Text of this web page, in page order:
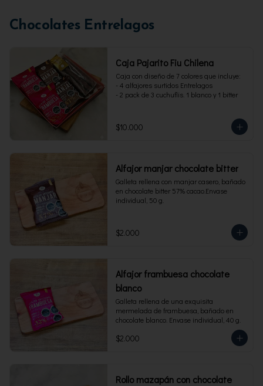
Chocolates Entrelagos
Caja Pajarito Fiu Chilena
Caja con diseño de 7 colores que incluye:
- 4 alfajores surtidos Entrelagos
- 2 pack de 3 cuchuflis. 1 blanco y 1 bitter
$10.000
Alfajor manjar chocolate bitter
Galleta rellena con manjar casero, bañado
en chocolate bitter 57% cacao.Envase
individual, 50 g.
$2.000
Alfajor frambuesa chocolate
blanco
Galleta rellena de una exquisita
mermelada de frambuesa, bañado en
chocolate blanco. Envase individual, 40 g.
$2.000
Rollo mazapán con chocolate